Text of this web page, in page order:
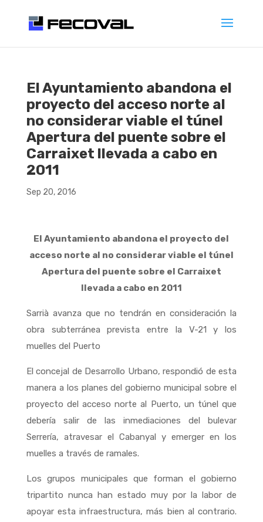
El Ayuntamiento abandona el
proyecto del acceso norte al
no considerar viable el túnel
Apertura del puente sobre el
Carraixet llevada a cabo en
2011
Sep 20, 2016
El Ayuntamiento abandona el proyecto del
acceso norte al no considerar viable el túnel
Apertura del puente sobre el Carraixet
llevada a cabo en 2011
Sarrià avanza que no tendrán en consideración la
obra subterránea prevista entre la V-21 y los
muelles del Puerto
El concejal de Desarrollo Urbano, respondió de esta
manera a los planes del gobierno municipal sobre el
proyecto del acceso norte al Puerto, un túnel que
debería salir de las inmediaciones del bulevar
Serrería, atravesar el Cabanyal y emerger en los
muelles a través de ramales.
Los grupos municipales que forman el gobierno
tripartito nunca han estado muy por la labor de
apoyar esta infraestructura, más bien al contrario.